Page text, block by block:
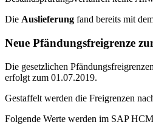
Die Auslieferung fand bereits mit
Neue Pfändungsfreigrenze
Die gesetzlichen
erfolgt zum 01.07.2019.
Gestaffelt werden die Freigrenzen
Folgende Werte werden im SAP